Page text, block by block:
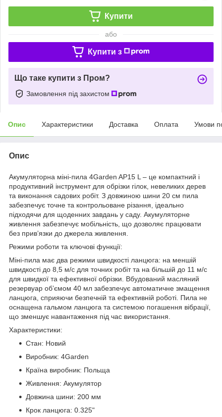
Купити
або
Купити з
Що таке купити з Пром?
Замовлення під захистом
Опис Характеристики Доставка Оплата Умови
Опис
Акумуляторна міні-пила 4Garden AP15 L – це компактний і
продуктивний інструмент для обрізки гілок, невеликих дерев
та виконання садових робіт. З довжиною шини 20 см пила
забезпечує точне та контрольоване різання, ідеально
підходячи для щоденних завдань у саду. Акумуляторне
живлення забезпечує мобільність, що дозволяє працювати
без прив’язки до джерела живлення.
Режими роботи та ключові функції:
Міні-пила має два режими швидкості ланцюга: на меншій
швидкості до 8,5 м/с для точних робіт та на більшій до 11 м/с
для швидкої та ефективної обрізки. Вбудований масляний
резервуар об’ємом 40 мл забезпечує автоматичне змащення
ланцюга, сприяючи безпечній та ефективній роботі. Пила не
оснащена гальмом ланцюга та системою погашення вібрації,
що зменшує навантаження під час використання.
Характеристики:
Стан: Новий
Виробник: 4Garden
Країна виробник: Польща
Живлення: Акумулятор
Довжина шини: 200 мм
Крок ланцюга: 0.325"